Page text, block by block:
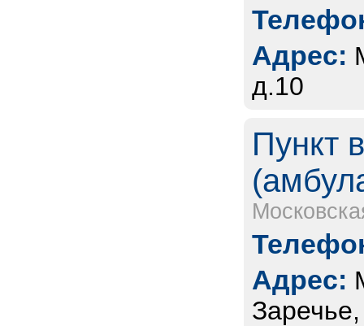
Адрес:
д.10
Пункт
Адрес: